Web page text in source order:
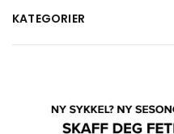
KATEGORIER